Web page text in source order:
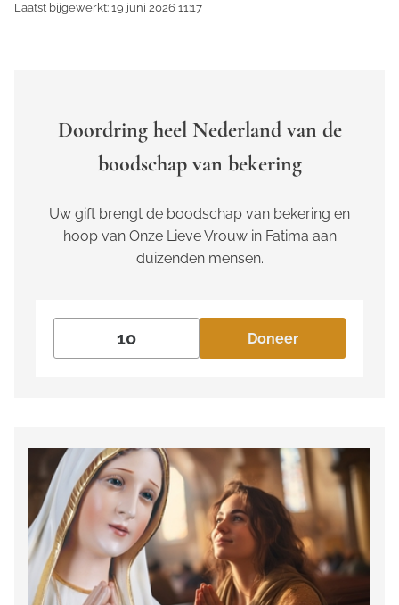
Laatst bijgewerkt: 19 juni 2026 11:17
Doordring heel Nederland van de
boodschap van bekering
Uw gift brengt de boodschap van bekering en
hoop van Onze Lieve Vrouw in Fatima aan
duizenden mensen.
Doneer